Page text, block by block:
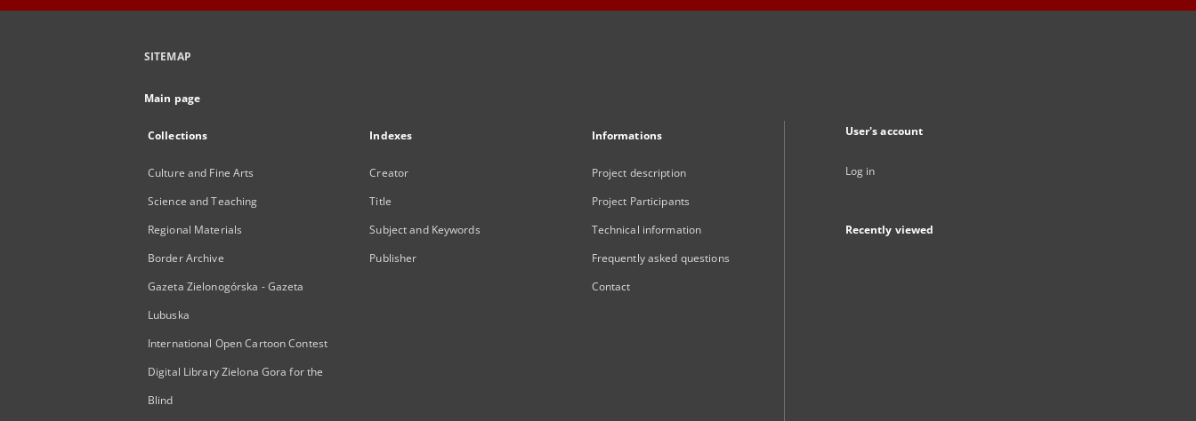
SITEMAP
Main page
Collections
Culture and Fine Arts
Science and Teaching
Regional Materials
Border Archive
Gazeta Zielonogórska - Gazeta
Lubuska
International Open Cartoon Contest
Digital Library Zielona Gora for the
Blind
Indexes
Creator
Title
Subject and Keywords
Publisher
Informations
Project description
Project Participants
Technical information
Frequently asked questions
Contact
User's account
Log in
Recently viewed